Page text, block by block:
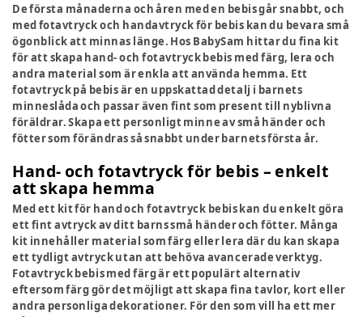
De första månaderna och åren med en bebis går snabbt, och
med fotavtryck och handavtryck för bebis kan du bevara små
ögonblick att minnas länge. Hos BabySam hittar du fina kit
för att skapa hand- och fotavtryck bebis med färg, lera och
andra material som är enkla att använda hemma. Ett
fotavtryck på bebis är en uppskattad detalj i barnets
minneslåda och passar även fint som present till nyblivna
föräldrar. Skapa ett personligt minne av små händer och
fötter som förändras så snabbt under barnets första år.
Hand- och fotavtryck för bebis – enkelt
att skapa hemma
Med ett kit för hand och fotavtryck bebis kan du enkelt göra
ett fint avtryck av ditt barns små händer och fötter. Många
kit innehåller material som färg eller lera där du kan skapa
ett tydligt avtryck utan att behöva avancerade verktyg.
Fotavtryck bebis med färg är ett populärt alternativ
eftersom färg gör det möjligt att skapa fina tavlor, kort eller
andra personliga dekorationer. För den som vill ha ett mer